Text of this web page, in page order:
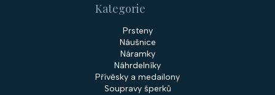
Kategorie
Prsteny
Náušnice
Náramky
Náhrdelníky
Přívěsky a medailony
Soupravy šperků